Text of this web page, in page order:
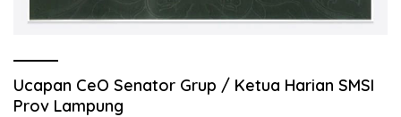
Ucapan CeO Senator Grup / Ketua Harian SMSI
Prov Lampung